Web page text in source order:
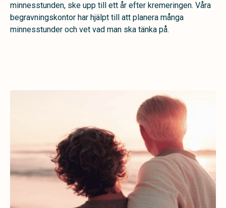
minnesstunden, ske upp till ett år efter kremeringen. Våra
begravningskontor har hjälpt till att planera många
minnesstunder och vet vad man ska tänka på.